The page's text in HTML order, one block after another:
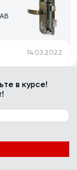
14.03.2022
Белорусского
11.06.2023
в курсе!